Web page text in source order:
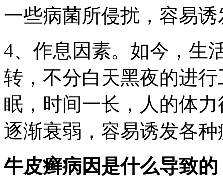
一些病菌所侵扰，容易
4、作息因素。如今，生
转，不分白天黑夜的进
眠，时间一长，人的体
逐渐衰弱，容易诱发各
牛皮癣病因是什么导致的